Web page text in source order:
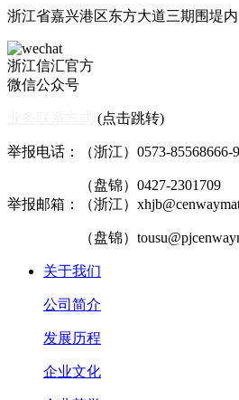
浙江省嘉兴港区东方大道三期围堤内
浙江信汇官方
微信公众号
(点击跳转)
举报电话：（浙江）0573-85568666-
（盘锦）0427-2301709
举报邮箱：（浙江）
（盘锦）
关于我们
公司简介
发展历程
企业文化